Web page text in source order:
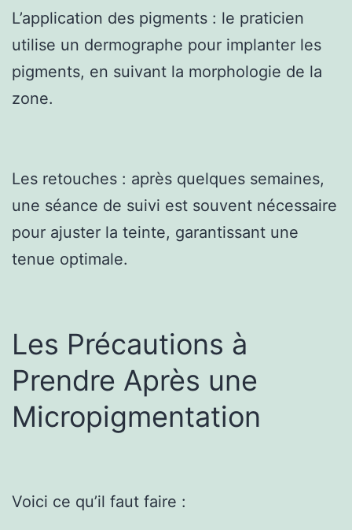
L’application des pigments : le praticien
utilise un dermographe pour implanter les
pigments, en suivant la morphologie de la
zone.
Les retouches : après quelques semaines,
une séance de suivi est souvent nécessaire
pour ajuster la teinte, garantissant une
tenue optimale.
Les Précautions à
Prendre Après une
Micropigmentation
Voici ce qu’il faut faire :